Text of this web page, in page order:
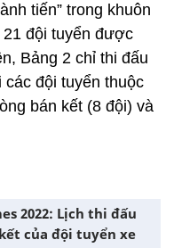
tiến” trong khuôn
21 đội tuyển được
Bảng 2 chỉ thi đấu
các đội tuyển thuộc
bán kết (8 đội) và
2022: Lịch thi đấu
của đội tuyển xe